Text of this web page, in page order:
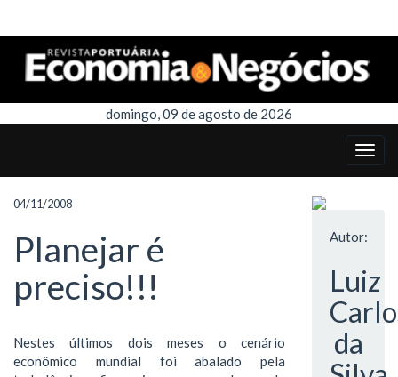
domingo, 09 de agosto de 2026
04/11/2008
Planejar é
preciso!!!
Nestes últimos dois meses o cenário
econômico mundial foi abalado pela
Autor:
Luiz
da